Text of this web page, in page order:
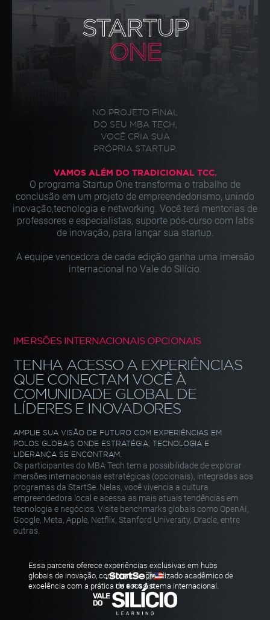
STARTUP
ONE
NO PROJETO FINAL
DO SEU MBA TECH,
VOCÊ CRIA SUA
PRÓPRIA STARTUP.
VAMOS ALÉM DO TRADICIONAL TCC.
O programa Startup One transforma o trabalho de
conclusão em um projeto de empreendedorismo, unindo
inovação,tecnologia e networking. Você terá mentorias de
professores e especialistas, suporte pós-curso com labs
de inovação, para lançar sua startup.
A equipe vencedora de cada edição ganha uma imersão
internacional no Vale do Silício.
IMERSÕES INTERNACIONAIS OPCIONAIS
TENHA ACESSO A EXPERIÊNCIAS
QUE CONECTAM VOCÊ À
COMUNIDADE GLOBAL DE
LÍDERES E INOVADORES
AMPLIE SUA VISÃO DE FUTURO COM EXPERIÊNCIAS EM
POLOS GLOBAIS ONDE ESTRATÉGIA, TECNOLOGIA E
LIDERANÇA SE ENCONTRAM.
Os participantes do MBA Tech tem a possibilidade de explorar
imersões internacionais estratégicas (opcionais), integradas aos
programas daStartSe. Nelas, você vivencia a cultura
empreendedora local e acessa as mais atuais tendências em
tecnologia e negócios. Visite benchmarks globais como OpenAI,
Google, Meta, Apple, Netflix, Stanford University, Oracle, entre
outras.
Essa parceria oferece experiências exclusivas em hubs
globais de inovação, conectandoaprendizado acadêmico de
excelência com a prática do ecossistema internacional.